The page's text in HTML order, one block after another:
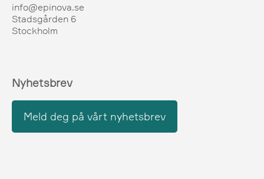
info@epinova.se
Stadsgården 6
Stockholm
Nyhetsbrev
Meld deg på vårt nyhetsbrev